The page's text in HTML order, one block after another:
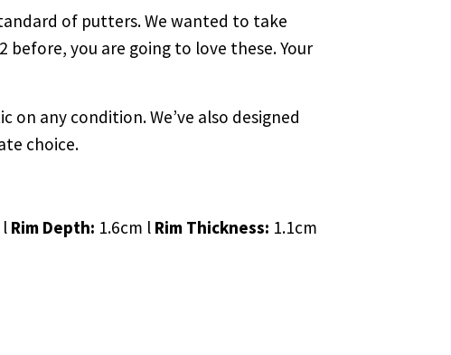
of putters. We wanted to take
you are going to love these. Your
on any condition. We’ve also designed
choice.
l Rim Depth: 1.6cm l Rim Thickness: 1.1cm